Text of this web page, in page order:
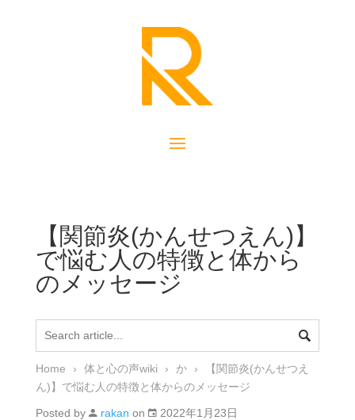
【関節炎(かんせつえん)】
で悩む人の特徴と体から
のメッセージ
Home › 体と心の声wiki › か ›
【関節炎(かんせつえ
ん)】で悩む人の特徴と体からのメッセージ
Posted by rakan on 2022年1月23日